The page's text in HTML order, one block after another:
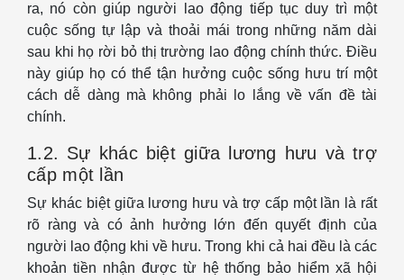
ra, nó còn giúp người lao động tiếp tục duy trì một
cuộc sống tự lập và thoải mái trong những năm dài
sau khi họ rời bỏ thị trường lao động chính thức. Điều
này giúp họ có thể tận hưởng cuộc sống hưu trí một
cách dễ dàng mà không phải lo lắng về vấn đề tài
chính.
1.2. Sự khác biệt giữa lương hưu và trợ
cấp một lần
Sự khác biệt giữa lương hưu và trợ cấp một lần là rất
rõ ràng và có ảnh hưởng lớn đến quyết định của
người lao động khi về hưu. Trong khi cả hai đều là các
khoản tiền nhận được từ hệ thống bảo hiểm xã hội